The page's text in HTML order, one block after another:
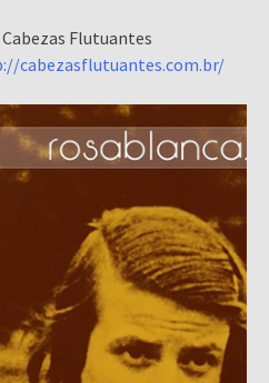
Flutuantes
cabezasflutuantes.com.br/